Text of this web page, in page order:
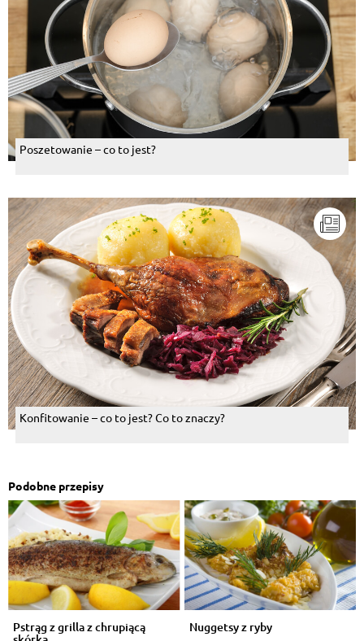
Poszetowanie – co to jest?
Konfitowanie – co to jest? Co to znaczy?
Podobne przepisy
Pstrąg z grilla z chrupiącą Nuggetsy z ryby